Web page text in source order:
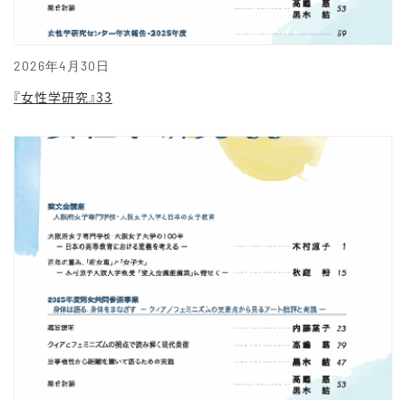
2026年4月30日
『女性学研究』33